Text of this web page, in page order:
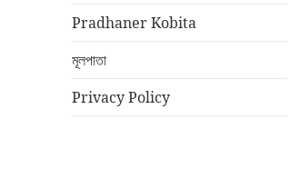
Pradhaner Kobita
মূলপাতা
Privacy Policy